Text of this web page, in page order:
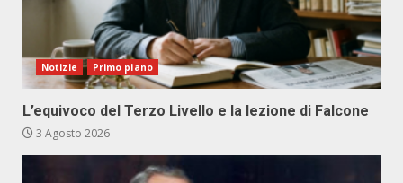
Notizie Primo piano
L’equivoco del Terzo Livello e la lezione di Falcone
3 Agosto 2026